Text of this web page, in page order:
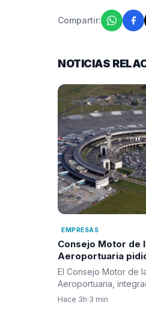
Compartir:
NOTICIAS
EMPRESAS
Consejo Motor de
Aeroportuaria
Plan Maestro del
Córdova y reclamó
integral para la
aérea del país
El Consejo Motor de
Aeroportuaria,
organizaciones del
Hace 3h·3 min